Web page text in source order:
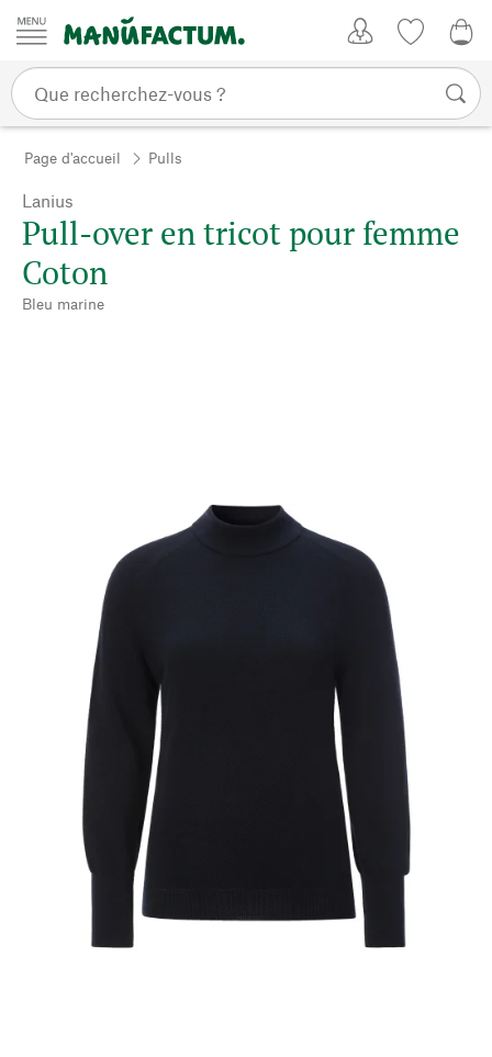
Passer au contenu
Page d'accueil Pulls
Lanius
Pull-over en tricot pour femme
Coton
Bleu marine